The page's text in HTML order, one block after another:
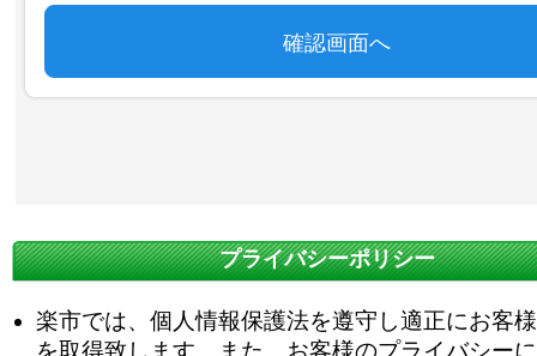
プライバシーポリシー
楽市では、個人情報保護法を遵守し適正にお客